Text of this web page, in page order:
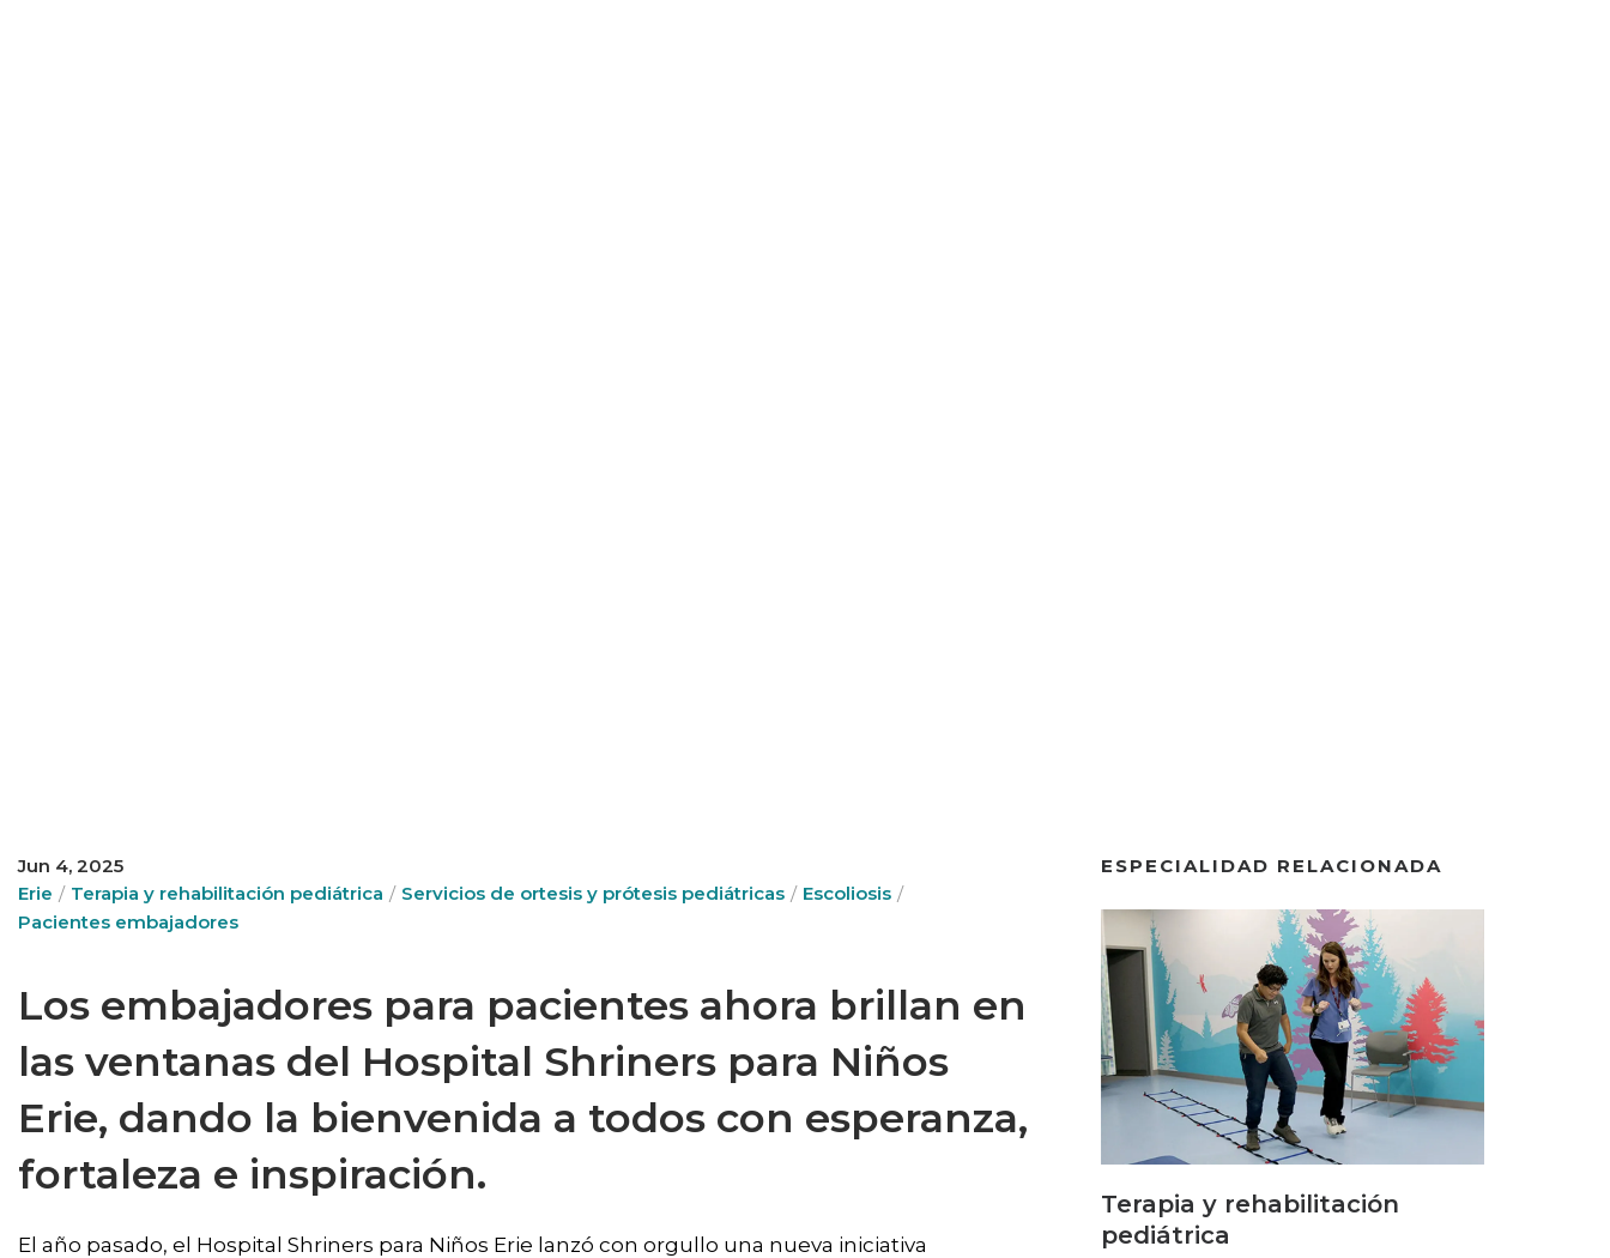
Jun 4, 2025
Erie
Terapia y rehabilitación pediátrica Servicios de ortesis y prótesis pediátricas
Escoliosis
Pacientes embajadores
Los embajadores para pacientes ahora brillan en
las ventanas del Hospital Shriners para Niños
Erie, dando la bienvenida a todos con esperanza,
fortaleza e inspiración.
El año pasado, el Hospital Shriners para Niños Erie lanzó con orgullo una nueva iniciativa
ESPECIALIDAD RELACIONADA
Terapia y rehabilitación
pediátrica